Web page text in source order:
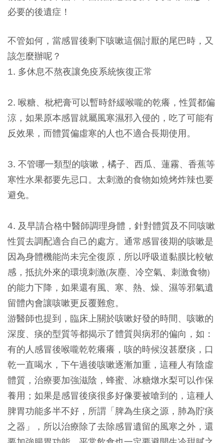
必要的後遺症！
不管如何，當感冒後剩下咳嗽這個討厭的尾巴時，又
該怎麼辦呢？
1. 多休息不熬夜讓免疫系統恢復正常
2. 喉糖、枇杷膏可以暫時舒緩喉嚨的乾癢，性質都偏
涼，如果原本感冒就屬風寒濕邪入侵的，吃了可能有
反效果，而體質偏虛寒的人也不適合長期使用。
3. 不管哪一類型的咳嗽，橘子、西瓜、蓮霧、香蕉等
寒性水果都要先忌口。太刺激的食物如燒烤炸辣也要
避免。
4. 及早請合格中醫師調理身體，針對體質及不同咳嗽
性質去調配適合自己的處方。通常感冒後期的咳嗽是
因為身體機能尚未完全復原，所以呼吸道黏膜比較敏
感，抵抗外來的環境刺激(灰塵、冷空氣、刺激食物)
的能力下降，如果還有風、寒、熱、燥、濕等邪氣遺
留體內會讓咳嗽更反覆難愈。
游醫師也提到，臨床上關於咳嗽好發的時間、咳嗽的
深度、痰的型質等都揭示了體質與病邪的偏向，如：
有的人感冒後喉嚨乾乾癢癢，咳的時候沒甚麼痰，口
乾一直喝水，下午過後咳嗽逐漸加重，這種人有陰虛
體質，治療要加強滋陰，蜂蜜、冰糖燉水梨可以作保
養用；如果是感冒後痰很多好像要被嗆到的，這種人
脾胃功能多半不好，所謂「脾為生痰之源，肺為貯痰
之器」，所以治療除了去除感冒遺留的風寒之外，還